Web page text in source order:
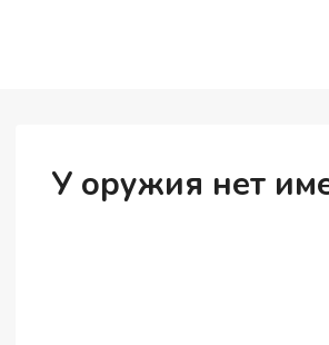
У оружия нет